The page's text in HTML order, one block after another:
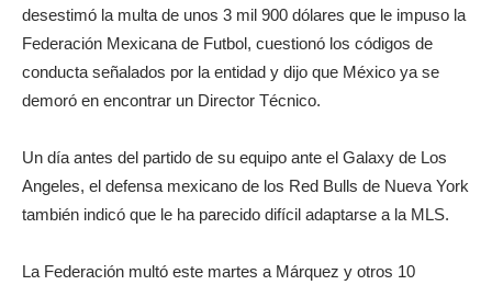
desestimó la multa de unos 3 mil 900 dólares que le impuso la
Federación Mexicana de Futbol, cuestionó los códigos de
conducta señalados por la entidad y dijo que México ya se
demoró en encontrar un Director Técnico.
Un día antes del partido de su equipo ante el Galaxy de Los
Angeles, el defensa mexicano de los Red Bulls de Nueva York
también indicó que le ha parecido difícil adaptarse a la MLS.
La Federación multó este martes a Márquez y otros 10